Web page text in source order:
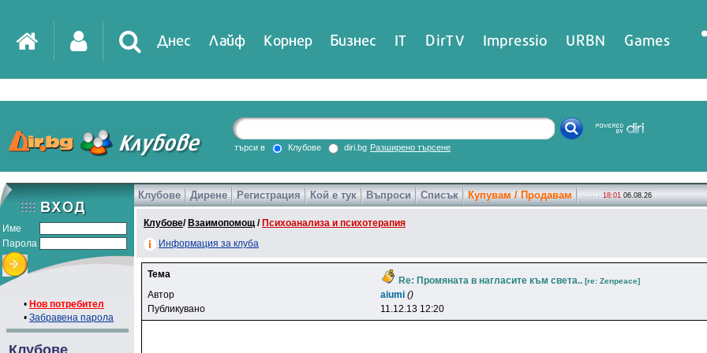
Днес Лайф Корнер Бизнес IT DirTV Impressio URBN Games
търси в Клубове diri.bg Разширено търсене
Име
Парола
• Нов потребител
• Забравена парола
Клубове
Клубове Дирене Регистрация Кой е тук Въпроси Списък Купувам / Продавам 18:01 06.08.26
Клубове/ Взаимопомощ / Психоанализа и психотерапия
Информация за клуба
Тема
Re: Промяната в нагласите към света.. [re: Zenpeace]
Автор aiumi ()
Публикувано
11.12.13 12:20